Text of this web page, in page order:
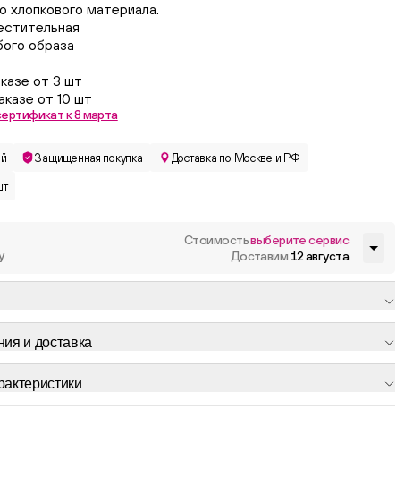
хлопкового материала.
образа
от 3 шт
от 10 шт
к 8 марта
Защищенная покупка Доставка по Москве и РФ
Стоимостьвыберите сервис
Доставим 12 августа
и доставка